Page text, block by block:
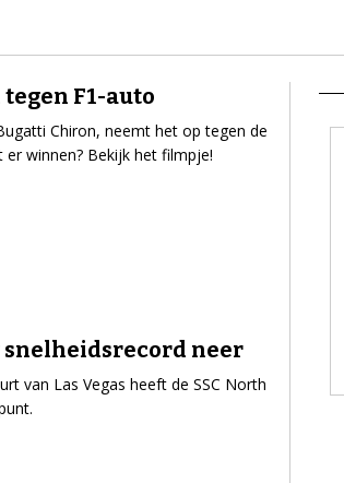
F1-auto
Chiron, neemt het op tegen de
winnen? Bekijk het filmpje!
neer
van Las Vegas heeft de SSC North